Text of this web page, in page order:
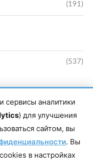
(191)
(537)
Тимур Нухович. Контакты
По вопросам
д. 1а. Все права защищены.
запрещено, частичное
сервисы аналитики
) для улучшения
сайтом, вы
. Вы
в настройках